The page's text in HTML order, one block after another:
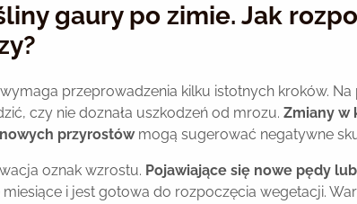
gaury po zimie. Jak
przeprowadzenia kilku istotnych kroków. Na
czy nie doznała uszkodzeń od mrozu. Zmiany w
przyrostówmogą sugerować negatywne
oznak wzrostu. Pojawiające się nowe pędy
i jest gotowa do rozpoczęcia wegetacji.